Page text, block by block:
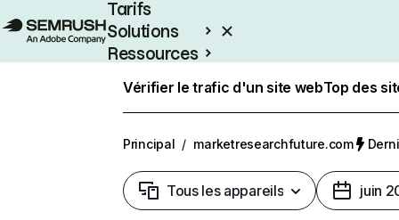
Tarifs
Solutions
Ressources
Vérifier le trafic d'un site webTop des
Principal / marketresearchfuture.com
Tous les appareils juin